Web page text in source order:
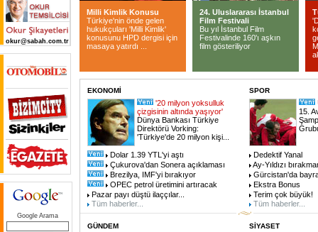
okur@sabah.com.tr
Google Arama
Milli Kimlik Konusu
Türkiye'nin önde gelen
hukukçuları 'Milli Kimlik'
konusunu HPD dergisi için
masaya yatırdı ...
24. Uluslararası İstanbul
Film Festivali
Bu yıl İstanbul Film
Festivalinde 160'ı aşkın
film gösteriliyor
EKONOMİ
'20 milyon yoksulluk
çizgisinin altında yaşıyor'
Dünya Bankası Türkiye
Direktörü Vorking:
'Türkiye'de 20 milyon kişi...
Dolar 1.39 YTL'yi aştı
Çukurova'dan Sonera açıklaması
Brezilya, IMF'yi bırakıyor
OPEC petrol üretimini artıracak
Pazar payı düştü ilaççılar...
Tüm haberler...
SPOR
15.
Dedektif Yanal
Ay-Yıldızı
Gürcistan'da
Ekstra Bonus
Terim çok büyük!
Tüm haberler...
GÜNDEM SİYASET